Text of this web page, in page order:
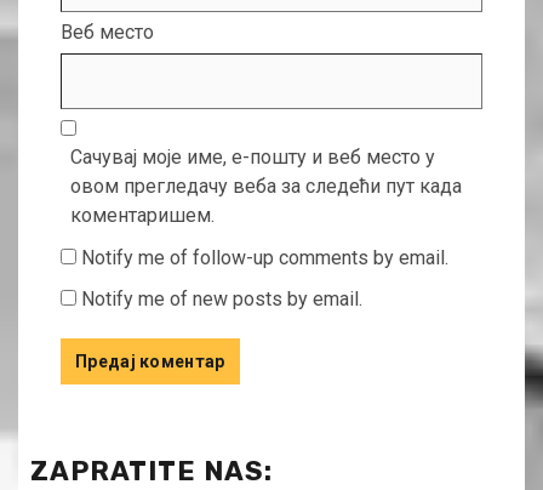
Веб место
Сачувај моје име, е-пошту и веб место у
овом прегледачу веба за следећи пут када
коментаришем.
Notify me of follow-up comments by email.
Notify me of new posts by email.
ZAPRATITE NAS: